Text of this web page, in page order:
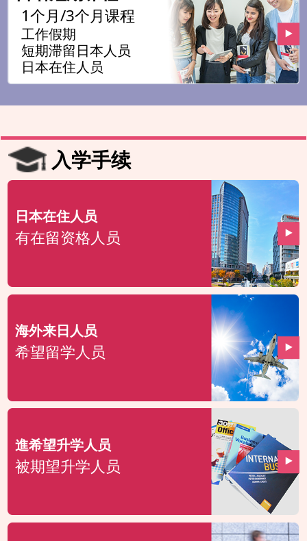
1个月/3个月课程
工作假期
短期滞留日本人员
日本在住人员
入学手续
日本在住人员
有在留资格人员
海外来日人员
希望留学人员
進希望升学人员
被期望升学人员